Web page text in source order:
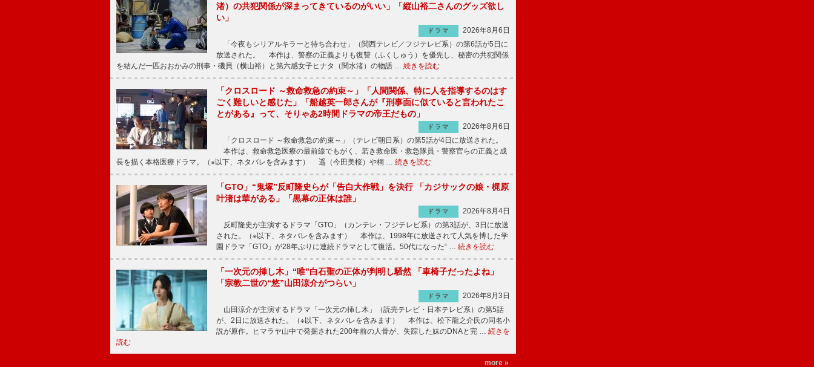
渚）の共犯関係が深まってきているのがいい」「縦山裕二さんのグッズ欲し
い」
ドラマ
2026年8月6日
「今夜もシリアルキラーと待ち合わせ」（関西テレビ／フジテレビ系）の第6話が5日に
放送された。 本作は、警察の正義よりも復讐（ふくしゅう）を優先し、秘密の共犯関係
を結んだ一匹おおかみの刑事・磯貝（横山裕）と第六感女子ヒナタ（関水渚）の物語 … 続きを読む
「クロスロード ～救命救急の約束～」「人間関係、特に人を指導するのはす
ごく難しいと感じた」「船越英一郎さんが『刑事面に似ていると言われたこ
とがある』って、そりゃあ2時間ドラマの帝王だもの」
ドラマ
2026年8月6日
「クロスロード ～救命救急の約束～」（テレビ朝日系）の第5話が4日に放送された。
本作は、救命救急医療の最前線でもがく、若き救命医・救急隊員・警察官らの正義と成
長を描く本格医療ドラマ。（※以下、ネタバレを含みます） 遥（今田美桜）や桐 … 続きを読む
「GTO」“鬼塚”反町隆史らが「告白大作戦」を決行 「カジサックの娘・梶原
叶渚は華がある」「黒幕の正体は誰」
ドラマ
2026年8月4日
反町隆史が主演するドラマ「GTO」（カンテレ・フジテレビ系）の第3話が、3日に放送
された。（※以下、ネタバレを含みます） 本作は、1998年に放送されて人気を博した学
園ドラマ「GTO」が28年ぶりに連続ドラマとして復活。50代になった“ … 続きを読む
「一次元の挿し木」“唯”白石聖の正体が判明し騒然 「車椅子だったよね」
「宗教二世の“悠”山田涼介がつらい」
ドラマ
2026年8月3日
山田涼介が主演するドラマ「一次元の挿し木」（読売テレビ・日本テレビ系）の第5話
が、2日に放送された。（※以下、ネタバレを含みます） 本作は、松下龍之介氏の同名小
説が原作。ヒマラヤ山中で発掘された200年前の人骨が、失踪した妹のDNAと完 … 続きを
読む
more »